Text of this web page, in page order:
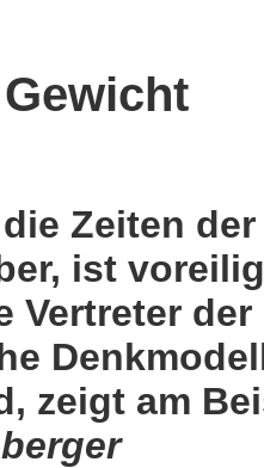
Zeiten
ist
Vertreter
zeigt am